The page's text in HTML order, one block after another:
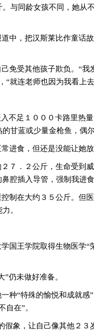
与同龄女孩不同，她从
，把汉斯莱比作童话故
受其他孩子欺负。“我
“就连老师也因为我看上
足１０００卡路里热量
甘蓝或少量金枪鱼，偶
食，但还是没能让她放
．２公斤，生命受到威
腔插入导管，强制我进
在大约３５公斤。但
。
王学院取得生物医学“
仍未做好准备。
“特殊的愉悦和成就感”
自在”。
象，让自己像其他２３